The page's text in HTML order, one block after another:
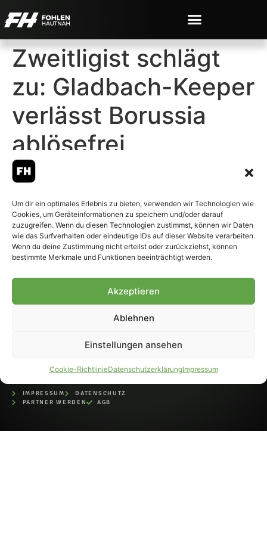
Um dir ein optimales Erlebnis zu bieten, verwenden wir Technologien wie
Cookies, um Geräteinformationen zu speichern und/oder darauf
zuzugreifen. Wenn du diesen Technologien zustimmst, können wir Daten
wie das Surfverhalten oder eindeutige IDs auf dieser Website verarbeiten.
Wenn du deine Zustimmung nicht erteilst oder zurückziehst, können
bestimmte Merkmale und Funktionen beeinträchtigt werden.
Akzeptieren
Ablehnen
Einstellungen ansehen
Cookie-RichtlinieDatenschutzerklärungImpressum
Zweitligist schlägt
zu: Gladbach-Keeper
verlässt Borussia
ablösefrei
© 2007-2026 Fohlen-Hautnah.de
– Alle rechte vorbehalten.
Fohlen-Hautnah.de ist ein
offiziell eingetragenes Magazin
IMPRESSUM
DATENSCHUTZ
PARTNER WERDEN
AGB